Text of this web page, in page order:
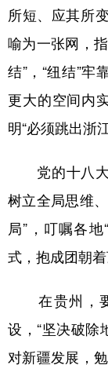
所短、应其所
喻为一张网，
结”，“纽结”牢
更大的空间内
明“必须跳出浙
党的十八大
树立全局思维
局”，叮嘱各地
式，抱成团朝着
在贵州，要
设，“坚决破除
对新疆发展，